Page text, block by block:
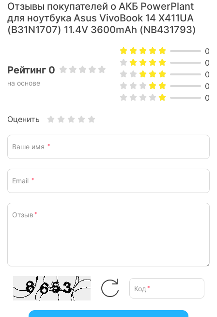
Отзывы покупателей о АКБ PowerPlant
для ноутбука Asus VivoBook 14 X411UA
(B31N1707) 11.4V 3600mAh (NB431793)
Рейтинг 0
на основе
0
0
0
0
0
Оценить
Ваше имя *
Email *
Отзыв *
Код *